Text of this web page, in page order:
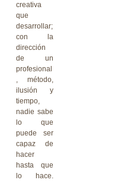
creativa
que
desarrollar;
con la
dirección
de un
profesional
, método,
ilusión y
tiempo,
nadie sabe
lo que
puede ser
capaz de
hacer
hasta que
lo hace.